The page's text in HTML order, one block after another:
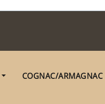
COGNAC/ARMAGNAC